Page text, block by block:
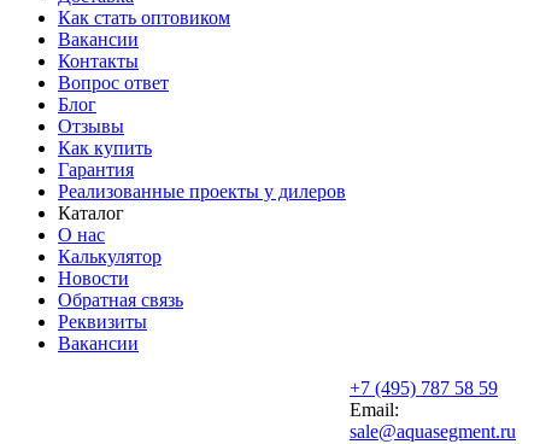
Как стать оптовиком
Вакансии
Контакты
Вопрос ответ
Блог
Отзывы
Как купить
Гарантия
Реализованные проекты у дилеров
Каталог
О нас
Калькулятор
Новости
Обратная связь
Реквизиты
Вакансии
+7 (495) 787 58 59
Email:
sale@aquasegment.ru